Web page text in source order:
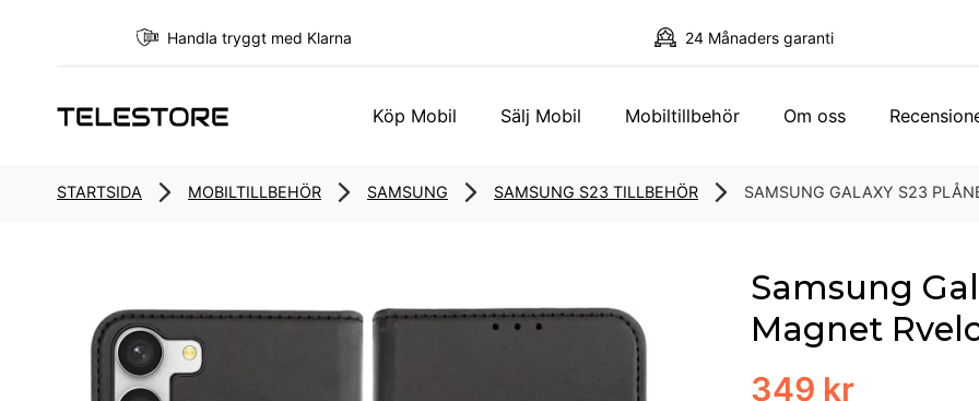
Handla tryggt med Klarna 24 Månaders garanti
Köp Mobil Sälj Mobil Mobiltillbehör Om oss
STARTSIDA MOBILTILLBEHÖR SAMSUNG SAMSUNG S23 TILLBEHÖR SAMSUNG GALAXY S23
Samsung
Magnet
349 kr